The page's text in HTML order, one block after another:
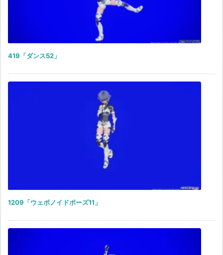
419「ダンス52」
1209「ウェポノイドポーズ11」